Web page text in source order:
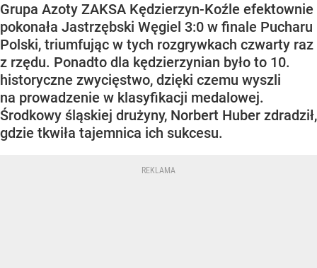
Grupa Azoty ZAKSA Kędzierzyn-Koźle efektownie
pokonała Jastrzębski Węgiel 3:0 w finale Pucharu
Polski, triumfując w tych rozgrywkach czwarty raz
z rzędu. Ponadto dla kędzierzynian było to 10.
historyczne zwycięstwo, dzięki czemu wyszli
na prowadzenie w klasyfikacji medalowej.
Środkowy śląskiej drużyny, Norbert Huber zdradził,
gdzie tkwiła tajemnica ich sukcesu.